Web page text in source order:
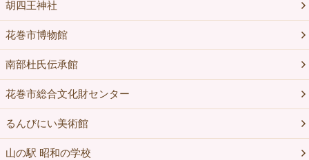
胡四王神社
花巻市博物館
南部杜氏伝承館
花巻市総合文化財センター
るんびにい美術館
山の駅 昭和の学校